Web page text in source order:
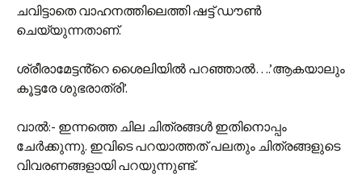
ചവിട്ടാതെ വാഹനത്തിലെത്തി ഷട്ട് ഡൗൺ
ചെയ്യുന്നതാണ്.
ശ്രീരാമേട്ടൻ്റെ ശൈലിയിൽ പറഞ്ഞാൽ….’ആകയാലും
കൂട്ടരേ ശുഭരാത്രി’.
വാൽ:- ഇന്നത്തെ ചില ചിത്രങ്ങൾ ഇതിനൊപ്പം
ചേർക്കുന്നു. ഇവിടെ പറയാത്തത് പലതും ചിത്രങ്ങളുടെ
വിവരണങ്ങളായി പറയുന്നുണ്ട്.